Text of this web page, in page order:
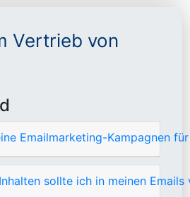
Vertrieb von
Emailmarketing-Kampagnen
sollte ich in meinen